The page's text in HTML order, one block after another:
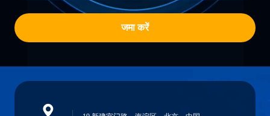
जमा करें